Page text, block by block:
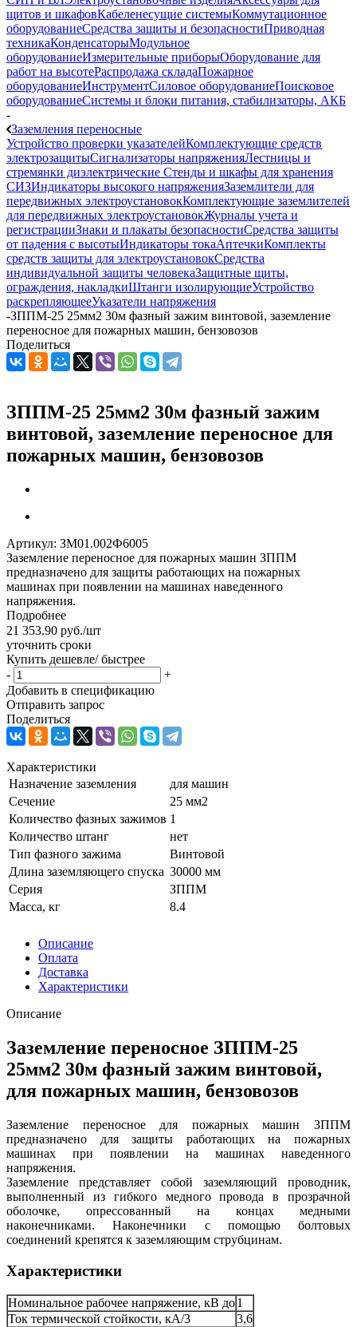
щитов и шкафовКабеленесущие системыКоммутационное
оборудованиеСредства защиты и безопасностиПриводная
техникаКонденсаторыМодульное
оборудованиеИзмерительные приборыОборудование для
работ на высотеРаспродажа складаПожарное
оборудованиеИнструментСиловое оборудованиеПоисковое
оборудованиеСистемы и блоки питания, стабилизаторы, АКБ
-
Заземления переносные
Устройство проверки указателейКомплектующие средств
электрозащитыСигнализаторы напряженияЛестницы и
стремянки диэлектрические Стенды и шкафы для хранения
СИЗИндикаторы высокого напряженияЗаземлители для
передвижных электроустановокКомплектующие заземлителей
для передвижных электроустановокЖурналы учета и
регистрацииЗнаки и плакаты безопасностиСредства защиты
от падения с высотыИндикаторы токаАптечкиКомплекты
средств защиты для электроустановокСредства
индивидуальной защиты человекаЗащитные щиты,
ограждения, накладкиШтанги изолирующиеУстройство
раскрепляющееУказатели напряжения
-ЗППМ-25 25мм2 30м фазный зажим винтовой, заземление
переносное для пожарных машин, бензовозов
Поделиться
ЗППМ-25 25мм2 30м фазный зажим
винтовой, заземление переносное для
пожарных машин, бензовозов
Артикул: ЗМ01.002Ф6005
Заземление переносное для пожарных машин ЗППМ
предназначено для защиты работающих на пожарных
машинах при появлении на машинах наведенного
напряжения.
Подробнее
21 353.90 руб./шт
уточнить сроки
Купить дешевле/ быстрее
-
+
Добавить в спецификацию
Отправить запрос
Поделиться
Характеристики
Назначение заземления
для машин
Сечение
25 мм2
Количество фазных зажимов 1
Количество штанг
нет
Тип фазного зажима
Винтовой
Длина заземляющего спуска 30000 мм
Серия
ЗППМ
Масса, кг
8.4
Описание
Оплата
Доставка
Характеристики
Описание
Заземление переносное ЗППМ-25
25мм2 30м фазный зажим винтовой,
для пожарных машин, бензовозов
Заземление переносное для пожарных машин ЗППМ
предназначено для защиты работающих на пожарных
машинах при появлении на машинах наведенного
напряжения.
Заземление представляет собой заземляющий проводник,
выполненный из гибкого медного провода в прозрачной
оболочке, опрессованный на концах медными
наконечниками. Наконечники с помощью болтовых
соединений крепятся к заземляющим струбцинам.
Характеристики
Номинальное рабочее напряжение, кВ до1
Ток термической стойкости, кА/3
3,6